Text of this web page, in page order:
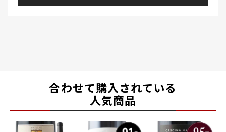
合わせて購入されている
人気商品